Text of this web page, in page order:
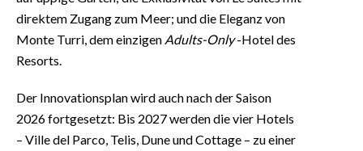
direktem Zugang zum Meer; und die Eleganz von
Monte Turri, dem einzigen Adults-Only-Hotel des
Resorts.
Der Innovationsplan wird auch nach der Saison
2026 fortgesetzt: Bis 2027 werden die vier Hotels
– Ville del Parco, Telis, Dune und Cottage – zu einer